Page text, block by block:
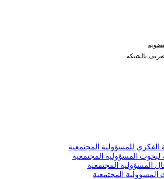
بالشبكة
للمسؤولية المجتمعية
المسؤولية المجتمعية
المسؤولية المجتمعية
المسؤولية المجتمعية